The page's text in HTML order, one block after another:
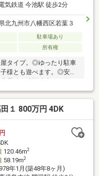
気鉄道 今池駅 徒歩2分
北九州市八幡西区若葉３
駐車場あり
所有権
タイプ。◎ゆったり駐車
様とも遊べます。◎安
１ 800万円 4DK
120.46m2
58.19m2
年1月(築48年8ヶ月)